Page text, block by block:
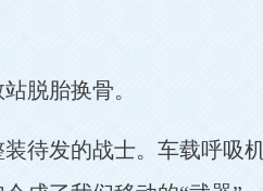
脱胎换骨。
待发的战士。车载呼吸